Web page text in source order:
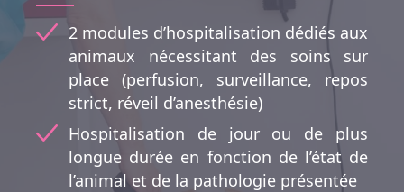
2 modules d’hospitalisation dédiés aux
animaux nécessitant des soins sur
place (perfusion, surveillance, repos
strict, réveil d’anesthésie)
Hospitalisation de jour ou de plus
longue durée en fonction de l’état de
l’animal et de la pathologie présentée